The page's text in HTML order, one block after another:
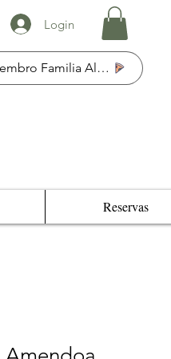
Login
Membro Familia Al Fresco
Reservas